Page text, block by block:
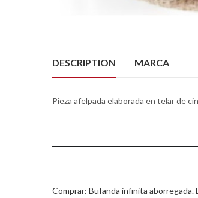
DESCRIPTION MARCA
Pieza afelpada elaborada en telar de
Comprar: Bufanda infinita aborregada.